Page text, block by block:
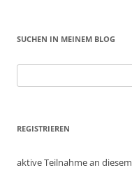
SUCHEN IN MEINEM BLOG
nach:
REGISTRIEREN
aktive Teilnahme an